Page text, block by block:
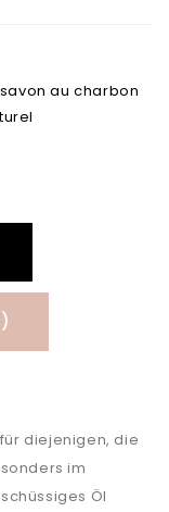
savon au charbon
diejenigen, die
im
Öl